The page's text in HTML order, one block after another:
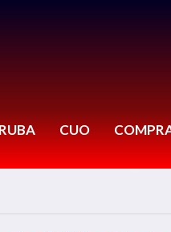
CUO